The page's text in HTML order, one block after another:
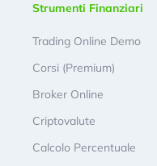
Strumenti Finanziari
Trading Online Demo
Corsi (Premium)
Broker Online
Criptovalute
Calcolo Percentuale